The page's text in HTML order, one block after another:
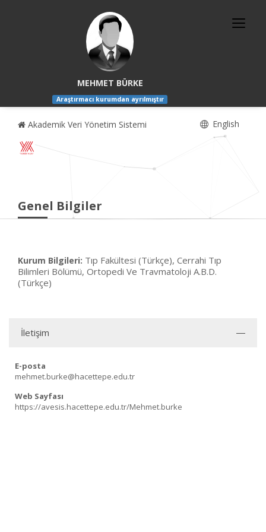
MEHMET BÜRKE
Araştırmacı kurumdan ayrılmıştır
Akademik Veri Yönetim Sistemi English
Genel Bilgiler
Kurum Bilgileri: Tıp Fakültesi (Türkçe), Cerrahi Tıp
Bilimleri Bölümü, Ortopedi Ve Travmatoloji A.B.D.
(Türkçe)
İletişim
E-posta
mehmet.burke@hacettepe.edu.tr
Web Sayfası
https://avesis.hacettepe.edu.tr/Mehmet.burke